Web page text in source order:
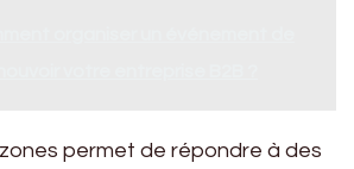
permet de répondre à des